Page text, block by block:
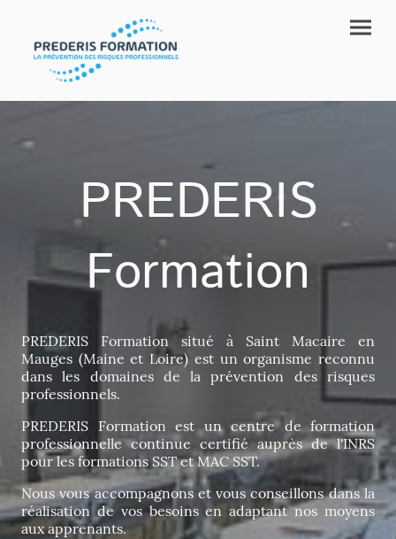
PREDERIS
Formation
PREDERIS Formation situé à Saint Macaire en
Mauges (Maine et Loire) est un organisme reconnu
dans les domaines de la prévention des risques
professionnels.
PREDERIS Formation est un centre de formation
professionnelle continue certifié auprès de l'INRS
pour les formations SST et MAC SST.
Nous vous accompagnons et vous conseillons dans la
réalisation de vos besoins en adaptant nos moyens
aux apprenants.